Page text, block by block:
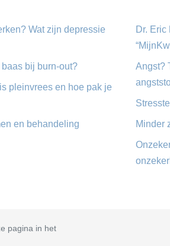
Wat zijn depressie
bij burn-out?
pleinvrees en hoe pak je
en behandeling
Dr. Eric
Angst?
Minder
pagina in het